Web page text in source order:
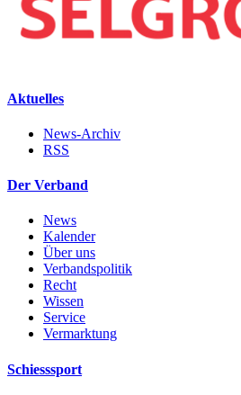
Aktuelles
News-Archiv
RSS
Der Verband
News
Kalender
Über uns
Verbandspolitik
Recht
Wissen
Service
Vermarktung
Schiesssport